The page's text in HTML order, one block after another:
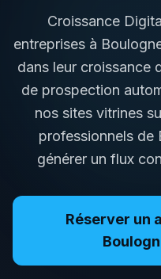
Croissance
entreprises à
dans leur croissance
de prospection
nos sites vitrines
professionnels de
générer un flux
Réserver un